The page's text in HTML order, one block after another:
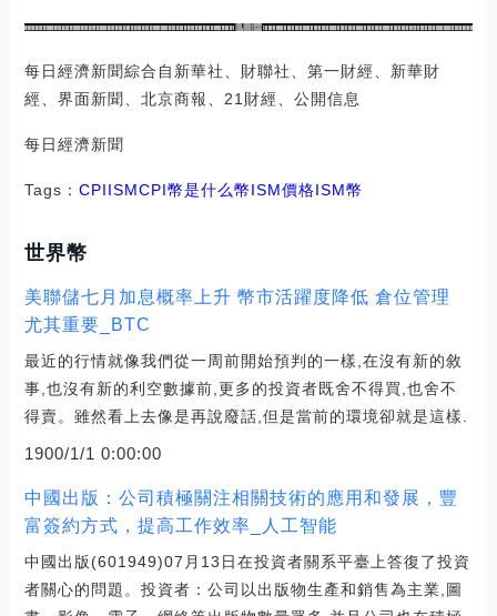
每日經濟新聞綜合自新華社、財聯社、第一財經、新華財
經、界面新聞、北京商報、21財經、公開信息
每日經濟新聞
Tags： CPIISMCPI幣是什么幣ISM價格ISM幣
世界幣
美聯儲七月加息概率上升 幣市活躍度降低 倉位管理
尤其重要_BTC
最近的行情就像我們從一周前開始預判的一樣,在沒有新的敘
事,也沒有新的利空數據前,更多的投資者既舍不得買,也舍不
得賣。雖然看上去像是再說廢話,但是當前的環境卻就是這樣.
1900/1/1 0:00:00
中國出版：公司積極關注相關技術的應用和發展，豐
富簽約方式，提高工作效率_人工智能
中國出版(601949)07月13日在投資者關系平臺上答復了投資
者關心的問題。投資者：公司以出版物生產和銷售為主業,圖